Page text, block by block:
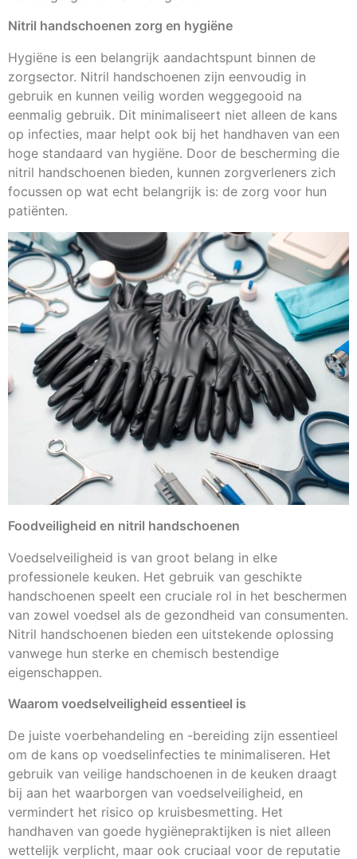
Nitril handschoenen zorg en hygiëne
Hygiëne is een belangrijk aandachtspunt binnen de
zorgsector. Nitril handschoenen zijn eenvoudig in
gebruik en kunnen veilig worden weggegooid na
eenmalig gebruik. Dit minimaliseert niet alleen de kans
op infecties, maar helpt ook bij het handhaven van een
hoge standaard van hygiëne. Door de bescherming die
nitril handschoenen bieden, kunnen zorgverleners zich
focussen op wat echt belangrijk is: de zorg voor hun
patiënten.
Foodveiligheid en nitril handschoenen
Voedselveiligheid is van groot belang in elke
professionele keuken. Het gebruik van geschikte
handschoenen speelt een cruciale rol in het beschermen
van zowel voedsel als de gezondheid van consumenten.
Nitril handschoenen bieden een uitstekende oplossing
vanwege hun sterke en chemisch bestendige
eigenschappen.
Waarom voedselveiligheid essentieel is
De juiste voerbehandeling en -bereiding zijn essentieel
om de kans op voedselinfecties te minimaliseren. Het
gebruik van veilige handschoenen in de keuken draagt
bij aan het waarborgen van voedselveiligheid, en
vermindert het risico op kruisbesmetting. Het
handhaven van goede hygiënepraktijken is niet alleen
wettelijk verplicht, maar ook cruciaal voor de reputatie